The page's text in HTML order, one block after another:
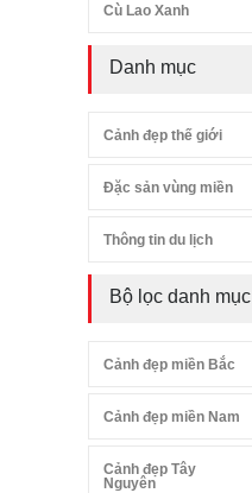
Cù Lao Xanh
Danh mục
Cảnh đẹp thế giới
Đặc sản vùng miền
Thông tin du lịch
Bộ lọc danh mục
Cảnh đẹp miền Bắc
Cảnh đẹp miền Nam
Cảnh đẹp Tây
Nguyên